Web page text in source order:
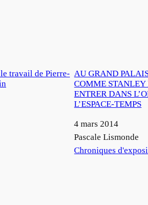
travail de Pierre- AU GRAND
COMME
ENTRER DANS
L’ESPACE-TEMPS
Date
4 mars 2014
Auteur
Pascale Lismonde
Par rapport à
Chroniques